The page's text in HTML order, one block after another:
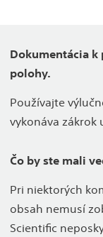
Dokumentácia k
polohy.
Používajte
vykonáva zákrok
Čo by ste mali
Pri niektorých
obsah nemusí
Scientific